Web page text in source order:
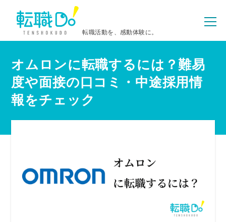
転職活動を、感動体験に。
オムロンに転職するには？難易
度や面接の口コミ・中途採用情
報をチェック